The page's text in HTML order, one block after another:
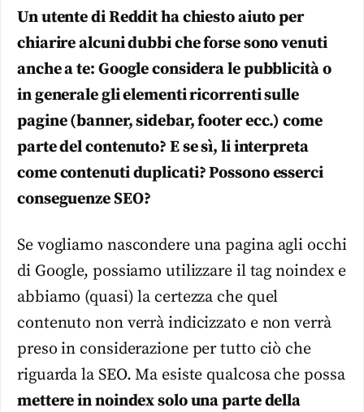
Un utente di Reddit ha chiesto aiuto per
chiarire alcuni dubbi che forse sono venuti
anche a te: Google considera le pubblicità o
in generale gli elementi ricorrenti sulle
pagine (banner, sidebar, footer ecc.) come
parte del contenuto? E se sì, li interpreta
come contenuti duplicati? Possono esserci
conseguenze SEO?
Se vogliamo nascondere una pagina agli occhi
di Google, possiamo utilizzare il tag noindex e
abbiamo (quasi) la certezza che quel
contenuto non verrà indicizzato e non verrà
preso in considerazione per tutto ciò che
riguarda la SEO. Ma esiste qualcosa che possa
mettere in noindex solo una parte della